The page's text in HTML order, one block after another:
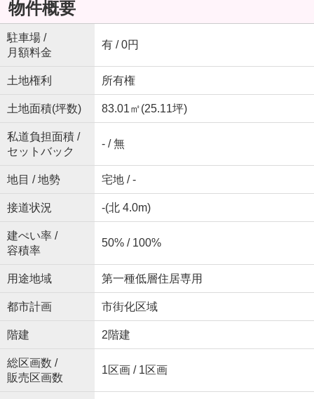
物件概要
駐車場 /
月額料金
有 / 0円
土地権利 所有権
土地面積(坪数) 83.01㎡(25.11坪)
私道負担面積 /
セットバック
- / 無
地目 / 地勢 宅地 / -
接道状況 -(北 4.0m)
建ぺい率 /
容積率
50% / 100%
用途地域 第一種低層住居専用
都市計画 市街化区域
階建 2階建
総区画数 /
販売区画数
1区画 / 1区画